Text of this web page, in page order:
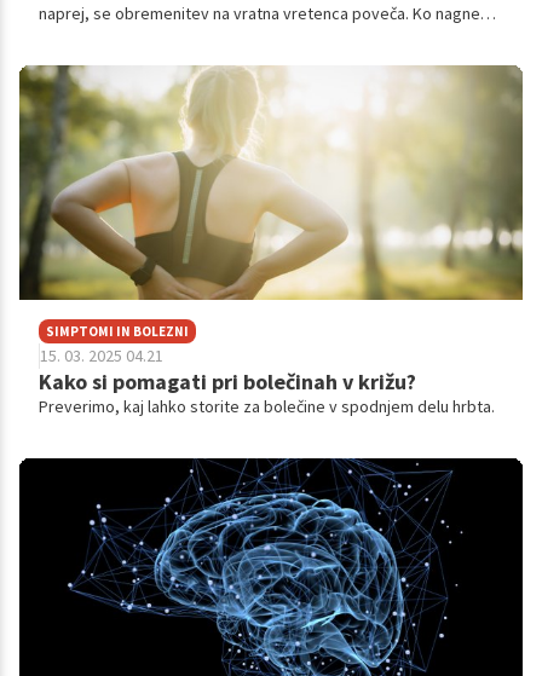
naprej, se obremenitev na vratna vretenca poveča. Ko nagnemo
za vratom nosili 12 kilogramov težko breme. Ko nagnemo glavo
naprej za 45 stopinj pa že, kot bi nosili 22 kilogramov.
SIMPTOMI IN BOLEZNI
15. 03. 2025 04.21
Kako si pomagati pri bolečinah v križu?
Preverimo, kaj lahko storite za bolečine v spodnjem delu hrbta.